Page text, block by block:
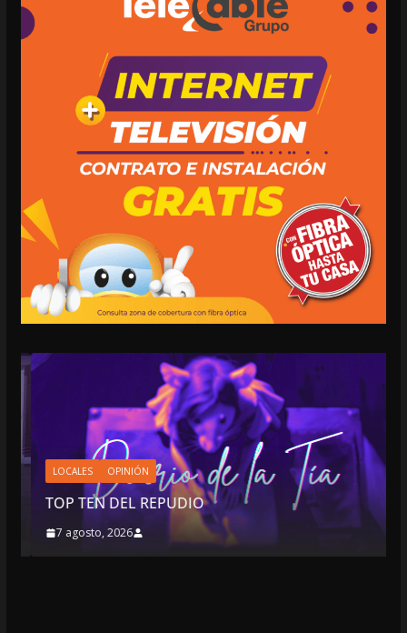
LOCALES OPINIÓN
TOP TEN DEL REPUDIO
7 agosto, 2026